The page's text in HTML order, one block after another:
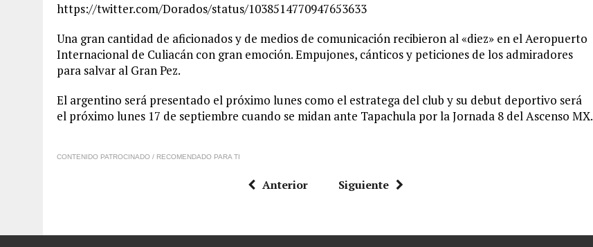
https://twitter.com/Dorados/status/1038514770947653633
Una gran cantidad de aficionados y de medios de comunicación recibieron al «diez» en el Aeropuerto
Internacional de Culiacán con gran emoción. Empujones, cánticos y peticiones de los admiradores
para salvar al Gran Pez.
El argentino será presentado el próximo lunes como el estratega del club y su debut deportivo será
el próximo lunes 17 de septiembre cuando se midan ante Tapachula por la Jornada 8 del Ascenso MX.
CONTENIDO PATROCINADO / RECOMENDADO PARA TI
Anterior Siguiente